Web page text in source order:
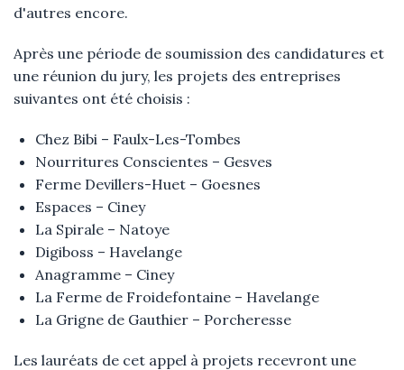
d'autres encore.
Après une période de soumission des candidatures et
une réunion du jury, les projets des entreprises
suivantes ont été choisis :
Chez Bibi – Faulx-Les-Tombes
Nourritures Conscientes – Gesves
Ferme Devillers-Huet – Goesnes
Espaces – Ciney
La Spirale – Natoye
Digiboss – Havelange
Anagramme – Ciney
La Ferme de Froidefontaine – Havelange
La Grigne de Gauthier – Porcheresse
Les lauréats de cet appel à projets recevront une